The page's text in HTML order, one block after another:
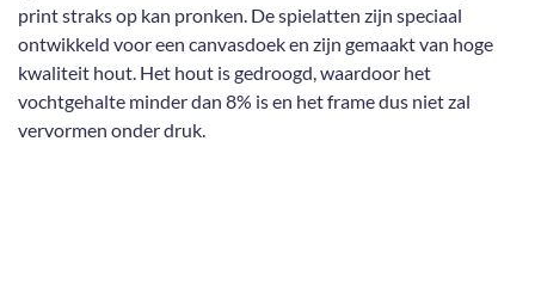
print straks op kan pronken. De spielatten zijn speciaal
ontwikkeld voor een canvasdoek en zijn gemaakt van hoge
kwaliteit hout. Het hout is gedroogd, waardoor het
vochtgehalte minder dan 8% is en het frame dus niet zal
vervormen onder druk.